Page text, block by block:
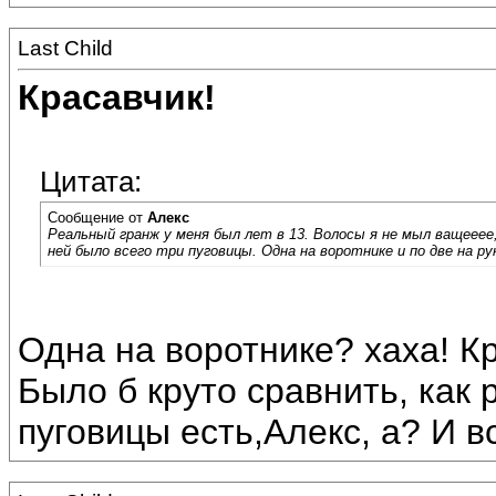
Last Child
Красавчик!
Цитата:
Сообщение от Алекс
Реальный гранж у меня был лет в 13. Волосы я не мыл
ней было всего три пуговицы. Одна на воротнике и по две на
Одна на воротнике? хаха!
Было б круто сравнить,
пуговицы есть,Алекс, а? И